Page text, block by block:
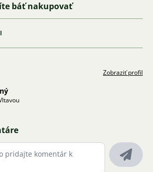
báť nakupovať
Zobraziť profil